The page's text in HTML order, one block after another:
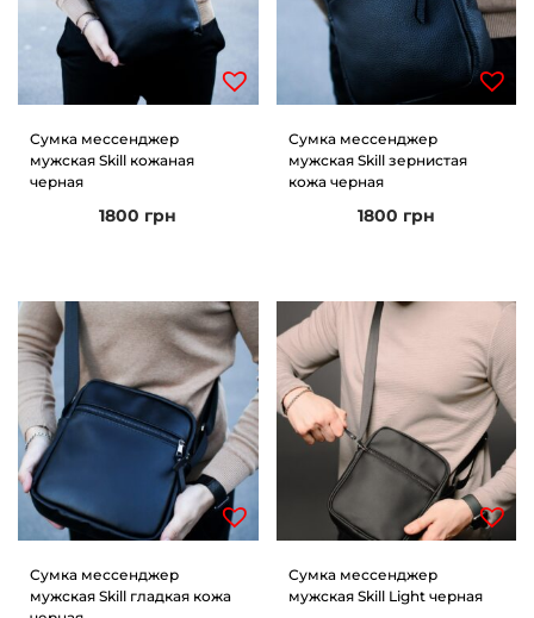
Сумка мессенджер
мужская Skill кожаная
черная
1800 грн
Сумка мессенджер
мужская Skill зернистая
кожа черная
1800 грн
Сумка мессенджер
мужская Skill гладкая кожа
Сумка мессенджер
мужская Skill Light черная